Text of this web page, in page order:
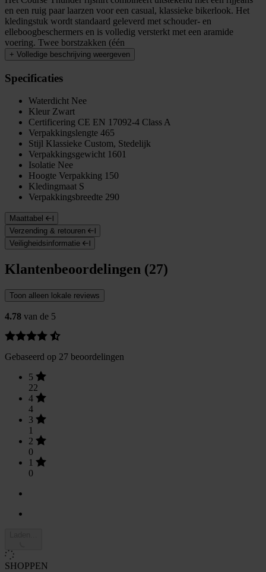
en een ruig paar laarzen voor een casual, klassieke bikerlook. Het
kledingstuk wordt standaard geleverd met schouder- en
elleboogbeschermers en is volledig versterkt met een aramide
voering. Twee borstzakken (één
+ Volledige beschrijving weergeven
Specificaties
Waterdicht Nee
Kleur Zwart
Certificering CE EN 17092-4 Class A
Verpakkingslengte 465
Stijl Klassieke Custom, Stedelijk
Verpakkingsgewicht 1601
Isolatie Nee
Hoogte Verpakking 150
Kledingmaat S
Verpakkingsbreedte 290
Maattabel
Verzending & retouren
Veiligheidsinformatie
Klantenbeoordelingen (27)
Toon alleen lokale reviews
4.78 van de 5
Gebaseerd op 27 beoordelingen
5
22
4
4
3
1
2
0
1
0
SHOPPEN